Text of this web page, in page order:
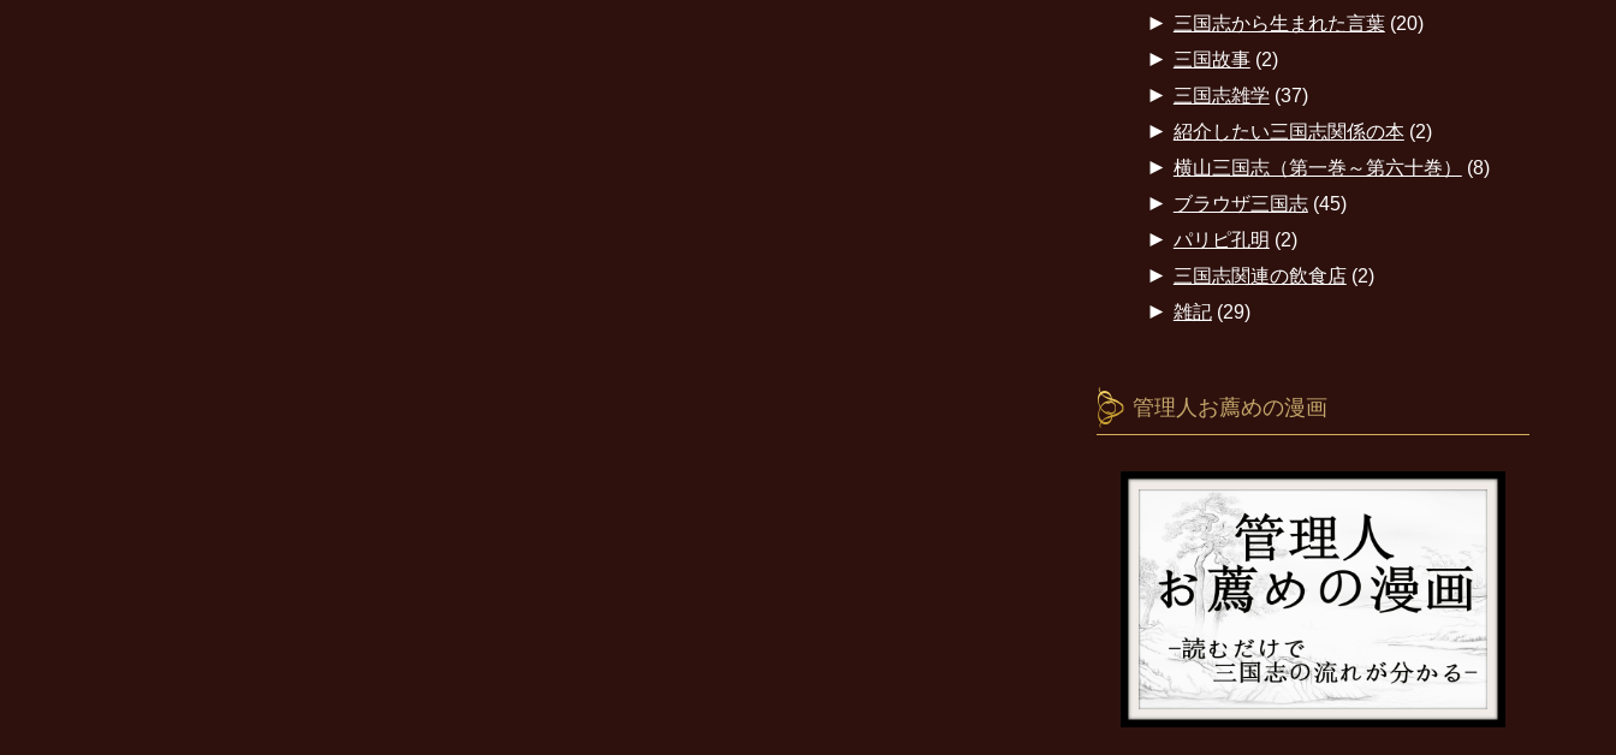
► 三国志から生まれた言葉(20)
► 三国故事(2)
► 三国志雑学 (37)
► 紹介したい三国志関係の本(2)
► 横山三国志（第一巻～第六十巻） (8)
► ブラウザ三国志(45)
► パリピ孔明 (2)
► 三国志関連の飲食店(2)
► 雑記(29)
管理人お薦めの漫画